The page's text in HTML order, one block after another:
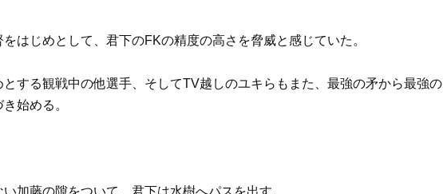
はじめとして、君下のFKの精度の高さを脅威と感じていた。
する観戦中の他選手、そしてTV越しのユキらもまた、最強の矛から最強の
始める。